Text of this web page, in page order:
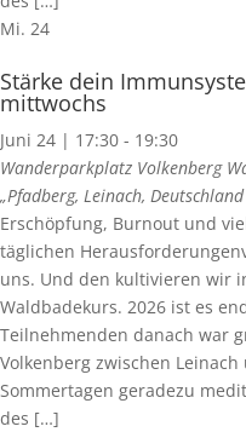
Mi. 24
Stärke dein
mittwochs
Juni 24 | 17:30 - 19:30
Wanderparkplatz Volkenberg
„Pfadberg, Leinach, Deutschland
Erschöpfung, Burnout und
täglichen
uns. Und den kultivieren wir
Waldbadekurs. 2026 ist es
Teilnehmenden danach war
Volkenberg zwischen
Sommertagen geradezu
des […]